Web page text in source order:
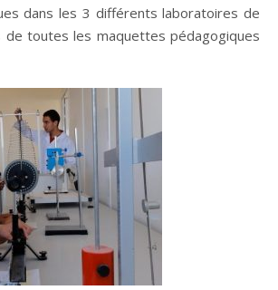
dans les 3 différents laboratoires de
de toutes les maquettes pédagogiques